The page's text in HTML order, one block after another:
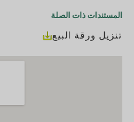
المستندات ذات الصلة
تنزيل ورقة البيع